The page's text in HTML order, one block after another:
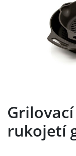
rukojetí